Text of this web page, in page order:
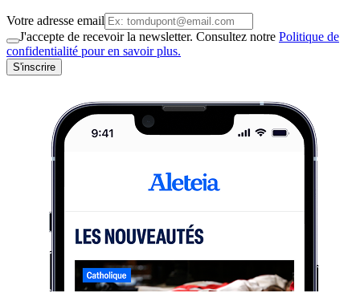
Votre adresse email
J'accepte de recevoir la newsletter. Consultez notre Politique de
confidentialité pour en savoir plus.
S'inscrire